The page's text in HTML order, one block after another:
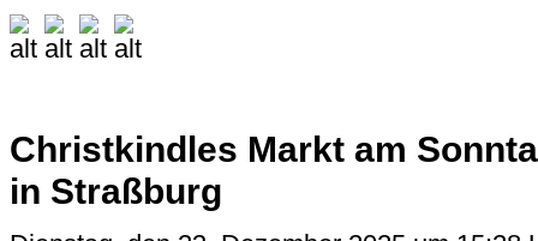
Christkindles Markt am
in Straßburg